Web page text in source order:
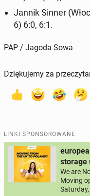
Jannik Sinner
6) 6:0, 6:1.
PAP / Jagoda Sowa
Dziękujemy za
LINKI SPONSOROWANE
storage
We are
Moving